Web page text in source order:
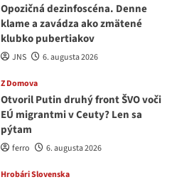
Opozičná dezinfoscéna. Denne
klame a zavádza ako zmätené
klubko pubertiakov
JNS 6. augusta 2026
Z Domova
Otvoril Putin druhý front ŠVO voči
EÚ migrantmi v Ceuty? Len sa
pýtam
ferro 6. augusta 2026
Hrobári Slovenska